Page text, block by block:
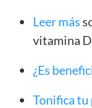
Leer más
vitamina D
¿Es
Tonifica tu